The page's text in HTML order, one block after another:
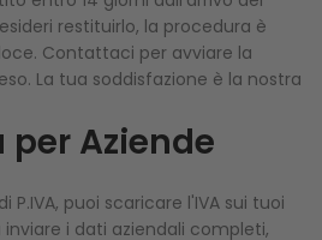
restituirlo, la procedura è
Contattaci per avviare la
La tua soddisfazione è la nostra
per Aziende
P.IVA, puoi scaricare l'IVA sui tuoi
inviare i dati aziendali completi,